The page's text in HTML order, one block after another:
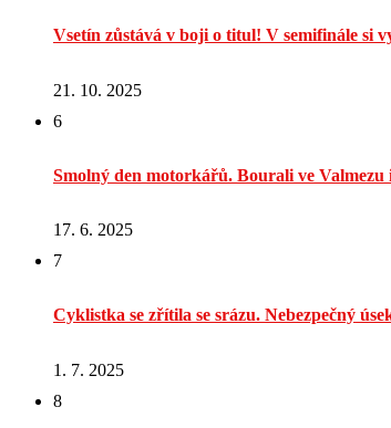
Vsetín zůstává v boji o titul! V semifinále si
21. 10. 2025
6
Smolný den motorkářů. Bourali ve
17. 6. 2025
7
Cyklistka se zřítila se srázu. Nebezpečný
1. 7. 2025
8